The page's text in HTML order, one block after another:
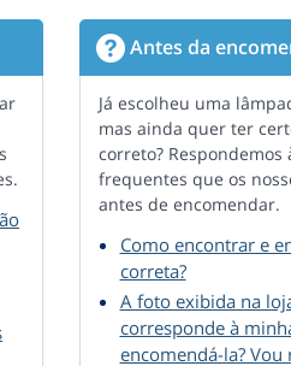
Antes da
Já escolheu uma
mas ainda quer ter
correto?
frequentes que os
antes de encomendar.
Como encontrar e
correta?
A foto exibida na
corresponde à
encomendá-la?